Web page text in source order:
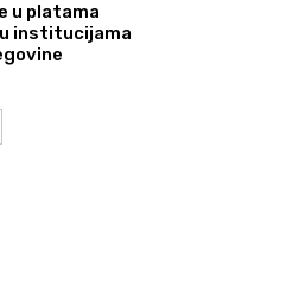
u platama
institucijama